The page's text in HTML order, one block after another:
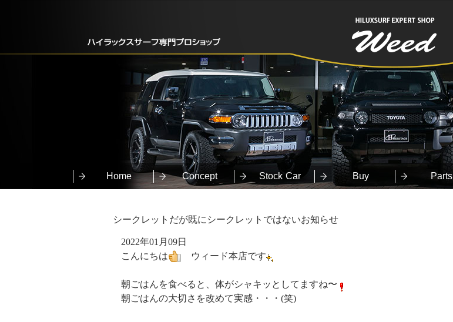
EXPERT SHOP
Weed
Home Concept Stock Car Buy Parts
シークレットだが既にシークレットではないお知らせ
2022年01月09日
こんにちは
ウィード本店です
朝ごはんを食べると、体がシャキッとしてますね〜
朝ごはんの大切さを改めて実感・・・(笑)